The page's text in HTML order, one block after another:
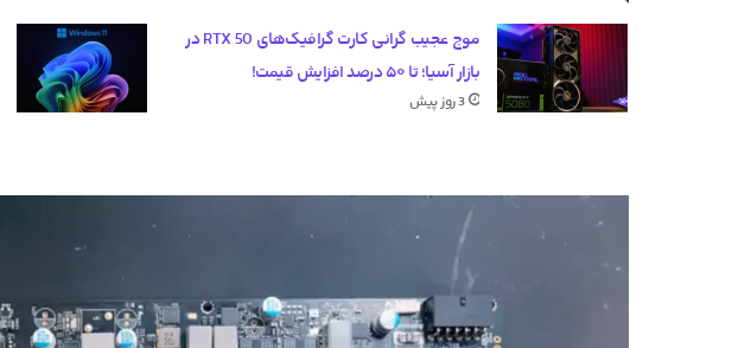
موج عجیب گرانی کارت گرافیک‌های RTX 50 در
بازار آسیا؛ تا ۵۰ درصد افزایش قیمت!
3 روز پیش